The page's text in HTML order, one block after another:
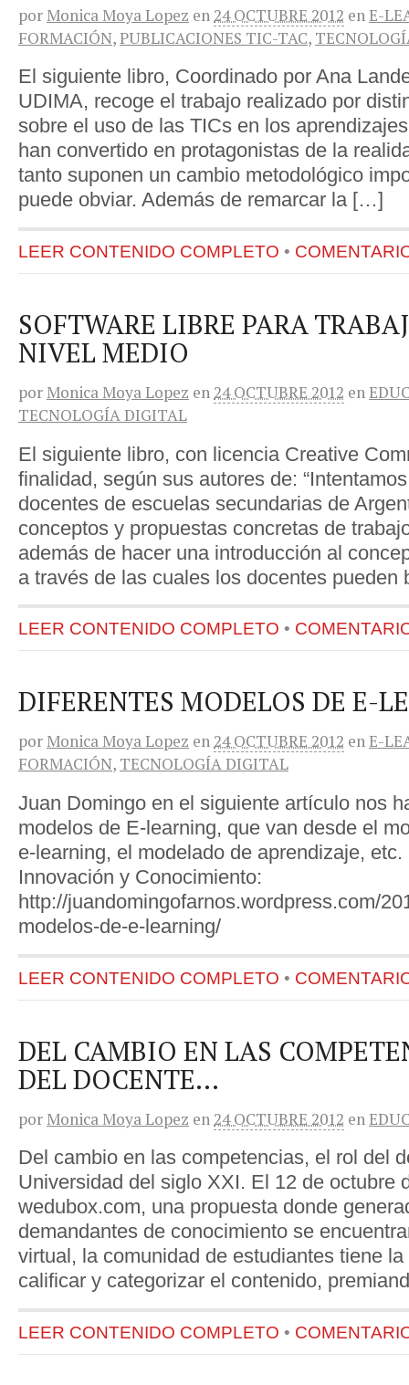
por Monica Moya Lopez en 24 OCTUBRE 2012 enE-
FORMACIÓN,PUBLICACIONES TIC-TAC,
El siguiente libro, Coordinado por Ana
UDIMA, recoge el trabajo realizado por
sobre el uso de las TICs en los
han convertido en protagonistas de la
tanto suponen un cambio metodológico
puede obviar. Además de remarcar la […]
LEER CONTENIDO COMPLETO •
SOFTWARE LIBRE PARA
NIVEL MEDIO
por Monica Moya Lopez en 24 OCTUBRE 2012 en
TECNOLOGÍA DIGITAL
El siguiente libro, con licencia Creative
finalidad, según sus autores de:
docentes de escuelas secundarias de
conceptos y propuestas concretas de
además de hacer una introducción al
a través de las cuales los docentes
LEER CONTENIDO COMPLETO •
DIFERENTES MODELOS DE E-
por Monica Moya Lopez en 24 OCTUBRE 2012 enE-
FORMACIÓN, TECNOLOGÍA DIGITAL
Juan Domingo en el siguiente artículo nos
modelos de E-learning, que van desde el
e-learning, el modelado de aprendizaje,
Innovación y Conocimiento:
http://juandomingofarnos.wordpress.com/
modelos-de-e-learning/
LEER CONTENIDO COMPLETO •
DEL CAMBIO EN LAS
DEL DOCENTE…
por Monica Moya Lopez en 24 OCTUBRE 2012 en
Del cambio en las competencias, el rol del
Universidad del siglo XXI. El 12 de octubre
wedubox.com, una propuesta donde
demandantes de conocimiento se
virtual, la comunidad de estudiantes tiene
calificar y categorizar el contenido,
LEER CONTENIDO COMPLETO •